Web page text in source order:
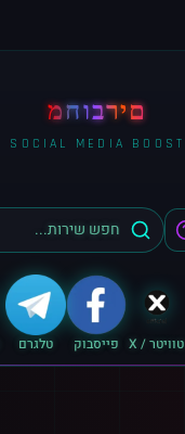
מחוברים
SOCIAL MEDIA BOOST
טוויטר / X פייסבוק טלגרם